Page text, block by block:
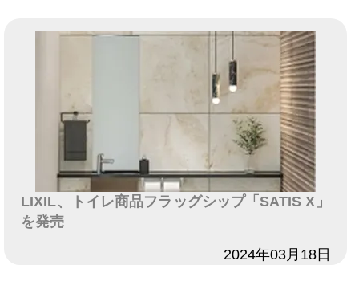
LIXIL、トイレ商品フラッグシップ「SATIS X」
を発売
2024年03月18日